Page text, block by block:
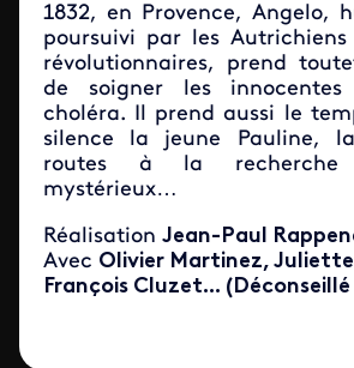
1832, en Provence, Angelo,
poursuivi par les Autrichiens
révolutionnaires, prend
de soigner les
choléra. Il prend aussi le
silence la jeune Pauline,
routes à la recherche
mystérieux…
Réalisation Jean-Paul
Avec Olivier Martinez,
François Cluzet...